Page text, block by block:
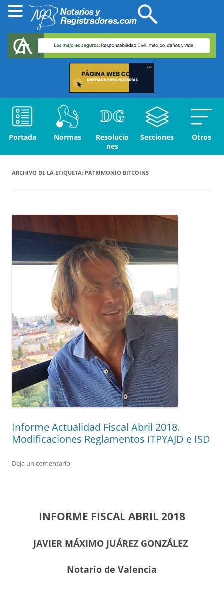
Portada Normas
Resolucio
nes
Secciones Otros
ARCHIVO DE LA ETIQUETA: PATRIMONIO BITCOINS
Informe Actualidad Fiscal Abril 2018.
Modificaciones Reglamentos ITPYAJD e ISD
Deja un comentario
INFORME FISCAL ABRIL 2018
JAVIER MÁXIMO JUÁREZ GONZÁLEZ
Notario de Valencia